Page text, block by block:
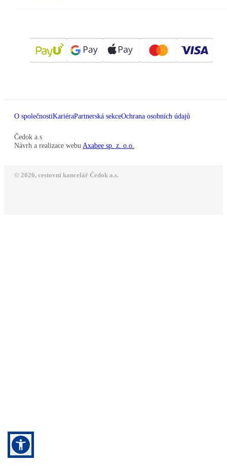
O společnostiKariéraPartnerská sekceOchrana osobních údajů
Čedok a.s
Návrh a realizace webu Axabee sp. z. o.o.
© 2026, cestovní kancelář Čedok a.s.